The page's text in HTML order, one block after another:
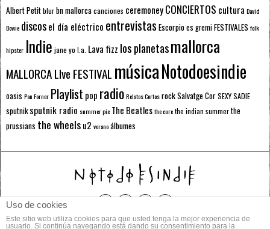
Albert Petitblurbn mallorcacanciones ceremoneyCONCIERTOS cultura David
Bowie discosel día eléctrico entrevistas Escorpioes gremiFESTIVALES folk
hipster Indie jane yo l.a. Lava fizz los planetasmallorca
MALLORCA LIve FESTIVAL músicaNotodoesindie
oasis Pau Forner Playlist pop radioRelatos CortosrockSalvatge CorSEXY SADIE
sputnik sputnik radio summer pie The Beatlesthe curethe indian summerthe
prussians the wheelsu2 veranoálbumes
© 2014 Todos los derechos reservados.
Uso de cookies
Este sitio web utiliza cookies para que usted tenga la mejor experiencia de
usuario. Si continúa navegando está dando su consentimiento para la